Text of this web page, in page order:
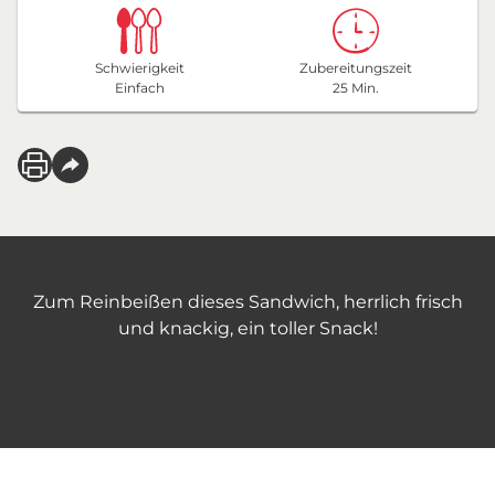
Schwierigkeit
Einfach
Zubereitungszeit
25 Min.
Zum Reinbeißen dieses Sandwich, herrlich frisch
und knackig, ein toller Snack!